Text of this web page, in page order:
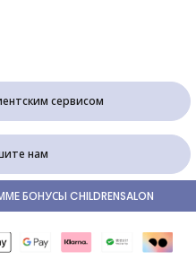
сервисом
нам
БОНУСЫ CHILDRENSALON